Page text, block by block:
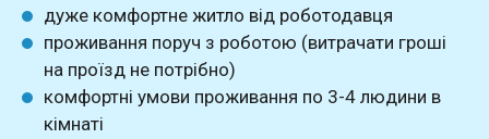
дуже комфортне житло від роботодавця
проживання поруч з роботою (витрачати гроші
на проїзд не потрібно)
комфортні умови проживання по 3-4 людини в
кімнаті